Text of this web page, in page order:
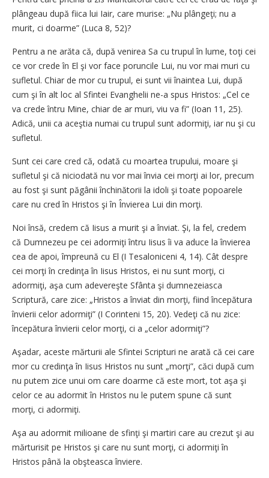
plângeau după fiica lui Iair, care murise: „Nu plângeţi; nu a
murit, ci doarme” (Luca 8, 52)?
Pentru a ne arăta că, după venirea Sa cu trupul în lume, toţi cei
ce vor crede în El şi vor face poruncile Lui, nu vor mai muri cu
sufletul. Chiar de mor cu trupul, ei sunt vii înaintea Lui, după
cum şi în alt loc al Sfintei Evanghelii ne-a spus Hristos: „Cel ce
va crede întru Mine, chiar de ar muri, viu va fi” (Ioan 11, 25).
Adică, unii ca aceştia numai cu trupul sunt adormiţi, iar nu şi cu
sufletul.
Sunt cei care cred că, odată cu moartea trupului, moare şi
sufletul şi că niciodată nu vor mai învia cei morţi ai lor, precum
au fost şi sunt păgânii închinătorii la idoli şi toate popoarele
care nu cred în Hristos şi în Învierea Lui din morţi.
Noi însă, credem că Iisus a murit şi a înviat. Şi, la fel, credem
că Dumnezeu pe cei adormiţi întru Iisus îi va aduce la învierea
cea de apoi, împreună cu El (I Tesaloniceni 4, 14). Cât despre
cei morţi în credinţa în Iisus Hristos, ei nu sunt morţi, ci
adormiţi, aşa cum adevereşte Sfânta şi dumnezeiasca
Scriptură, care zice: „Hristos a înviat din morţi, fiind începătura
învierii celor adormiţi” (I Corinteni 15, 20). Vedeţi că nu zice:
începătura învierii celor morţi, ci a „celor adormiţi”?
Aşadar, aceste mărturii ale Sfintei Scripturi ne arată că cei care
mor cu credinţa în Iisus Hristos nu sunt „morţi”, căci după cum
nu putem zice unui om care doarme că este mort, tot aşa şi
celor ce au adormit în Hristos nu le putem spune că sunt
morţi, ci adormiţi.
Aşa au adormit milioane de sfinţi şi martiri care au crezut şi au
mărturisit pe Hristos şi care nu sunt morţi, ci adormiţi în
Hristos până la obşteasca înviere.